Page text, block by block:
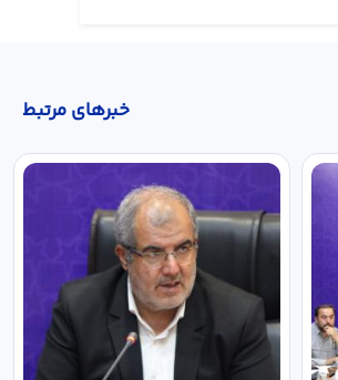
خبر‌های مرتبط